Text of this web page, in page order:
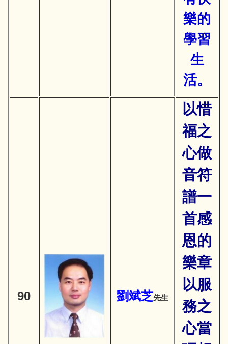
樂的
學習
生
活。
90 劉斌芝先生
以惜
福之
心做
音符
譜一
首感
恩的
樂章
以服
務之
心當